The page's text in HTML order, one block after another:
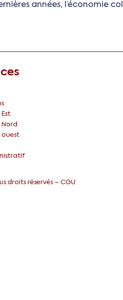
années, l’économie
Nord
ouest
droits réservés – CGU